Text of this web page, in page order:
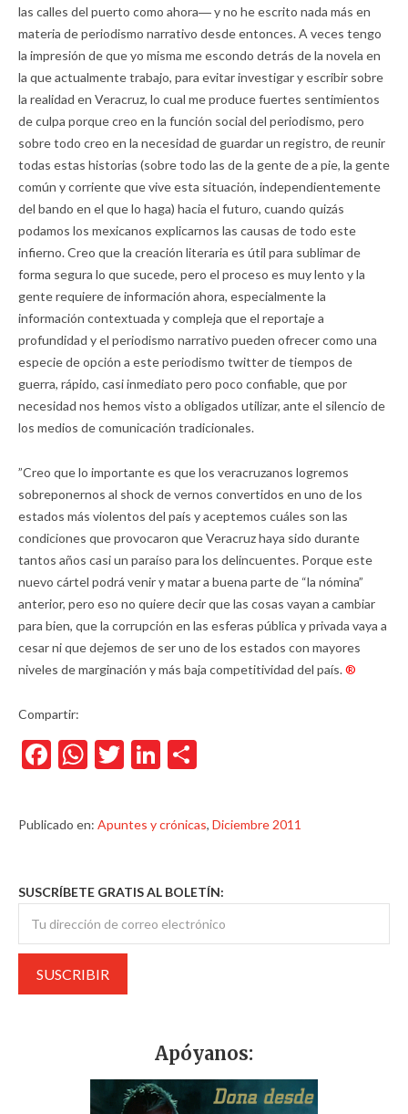
las calles del puerto como ahora― y no he escrito nada más en
materia de periodismo narrativo desde entonces. A veces tengo
la impresión de que yo misma me escondo detrás de la novela en
la que actualmente trabajo, para evitar investigar y escribir sobre
la realidad en Veracruz, lo cual me produce fuertes sentimientos
de culpa porque creo en la función social del periodismo, pero
sobre todo creo en la necesidad de guardar un registro, de reunir
todas estas historias (sobre todo las de la gente de a pie, la gente
común y corriente que vive esta situación, independientemente
del bando en el que lo haga) hacia el futuro, cuando quizás
podamos los mexicanos explicarnos las causas de todo este
infierno. Creo que la creación literaria es útil para sublimar de
forma segura lo que sucede, pero el proceso es muy lento y la
gente requiere de información ahora, especialmente la
información contextuada y compleja que el reportaje a
profundidad y el periodismo narrativo pueden ofrecer como una
especie de opción a este periodismo twitter de tiempos de
guerra, rápido, casi inmediato pero poco confiable, que por
necesidad nos hemos visto a obligados utilizar, ante el silencio de
los medios de comunicación tradicionales.
”Creo que lo importante es que los veracruzanos logremos
sobreponernos al shock de vernos convertidos en uno de los
estados más violentos del país y aceptemos cuáles son las
condiciones que provocaron que Veracruz haya sido durante
tantos años casi un paraíso para los delincuentes. Porque este
nuevo cártel podrá venir y matar a buena parte de “la nómina”
anterior, pero eso no quiere decir que las cosas vayan a cambiar
para bien, que la corrupción en las esferas pública y privada vaya a
cesar ni que dejemos de ser uno de los estados con mayores
niveles de marginación y más baja competitividad del país.®
Compartir:
Facebook
WhatsApp
TwitterLinkedIn
Publicado en: Apuntes y crónicas, Diciembre 2011
SUSCRÍBETE GRATIS AL BOLETÍN:
Apóyanos: